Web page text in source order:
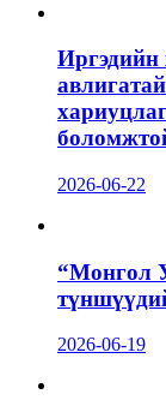
Иргэдийн
2026-06-22
“Монгол
2026-06-19